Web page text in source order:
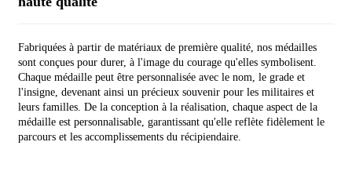
Fabriquées à partir de matériaux de première qualité, nos médailles
sont conçues pour durer, à l'image du courage qu'elles symbolisent.
Chaque médaille peut être personnalisée avec le nom, le grade et
l'insigne, devenant ainsi un précieux souvenir pour les militaires et
leurs familles. De la conception à la réalisation, chaque aspect de la
médaille est personnalisable, garantissant qu'elle reflète fidèlement le
parcours et les accomplissements du récipiendaire.